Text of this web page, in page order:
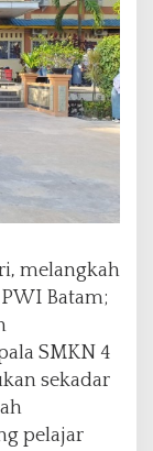
melangkah
Batam;
SMKN 4
sekadar
pelajar